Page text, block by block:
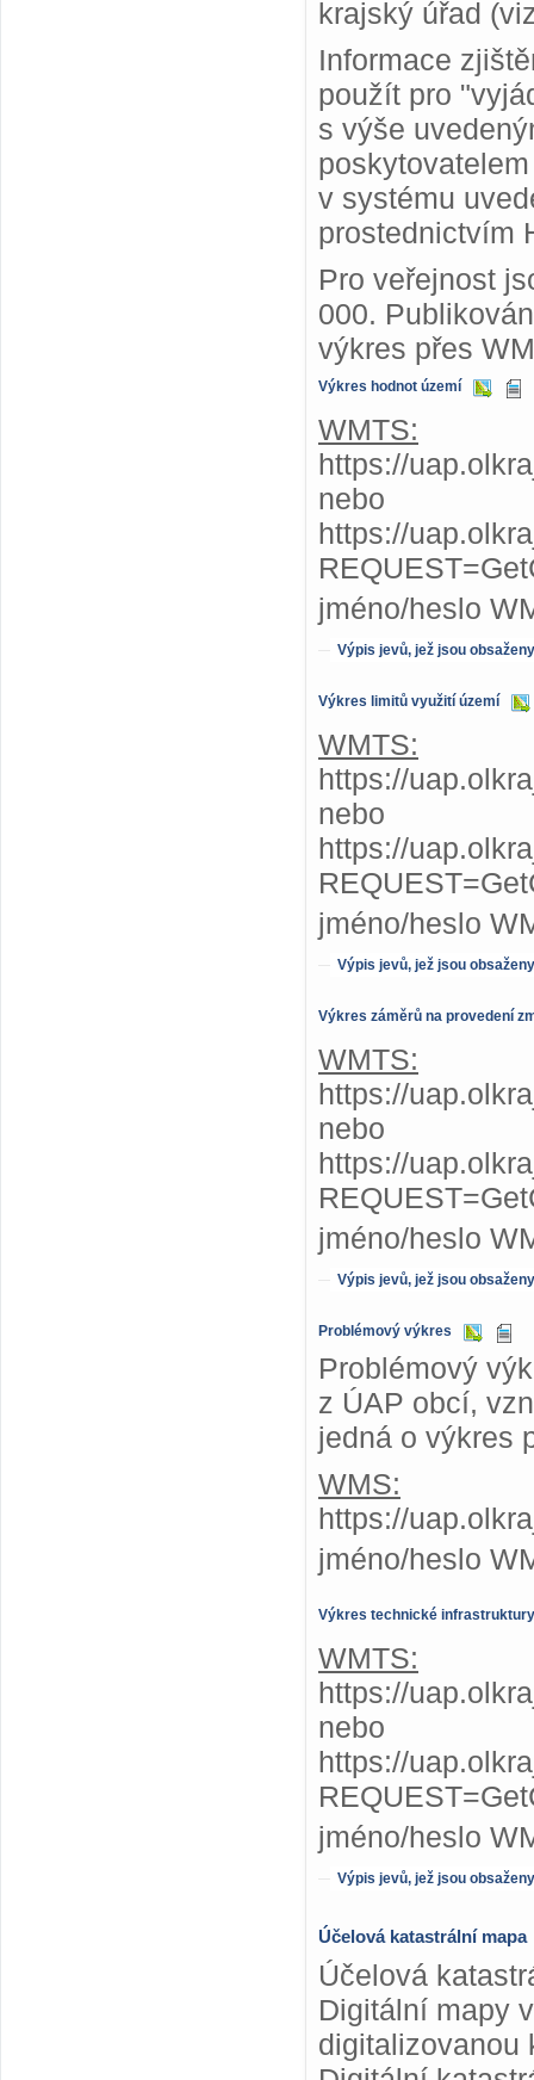
krajský úřad
Informace
použít pro
s výše
v systému
prostednictvím
Pro veřejnost
000.
výkres přes
Výkres hodnot území
WMTS:
https://
nebo
https://
jméno/heslo
Výpis jevů, jež jsou
Výkres limitů využití území
WMTS:
https://
nebo
https://
jméno/heslo
Výpis jevů, jež jsou
Výkres záměrů na provedení
WMTS:
https://
nebo
https://
jméno/heslo
Výpis jevů, jež jsou
Problémový výkres
Problémový
z ÚAP obcí,
jedná o výkres
WMS:
https://
jméno/heslo
Výkres technické infrastruktury
WMTS:
https://
nebo
https://
jméno/heslo
Výpis jevů, jež jsou
Účelová katastrální mapa
Účelová
Digitální mapy
digitalizovanou